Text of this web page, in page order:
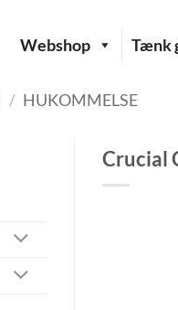
Webshop Tænk
/ HUKOMMELSE
Crucial